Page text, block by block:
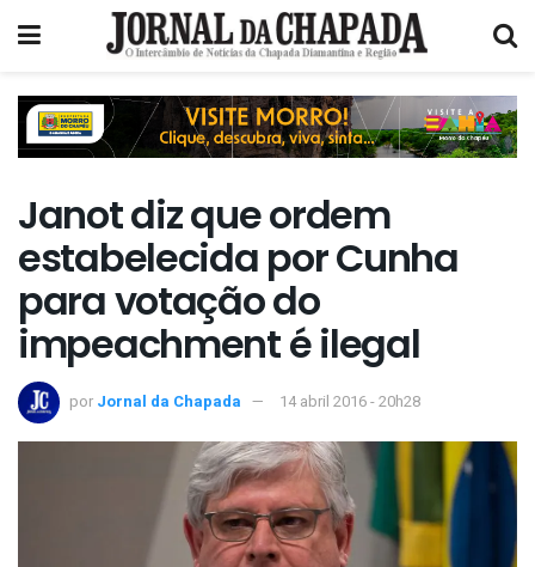
Janot diz que ordem
estabelecida por Cunha
para votação do
impeachment é ilegal
por Jornal da Chapada 14 abril 2016 - 20h28